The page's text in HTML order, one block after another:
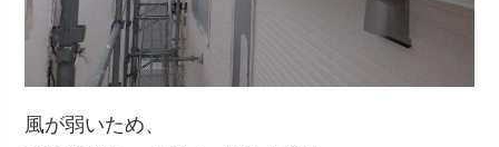
風が弱いため、